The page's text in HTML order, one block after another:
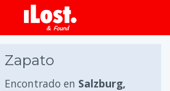
Zapato
Encontrado en Salzburg,